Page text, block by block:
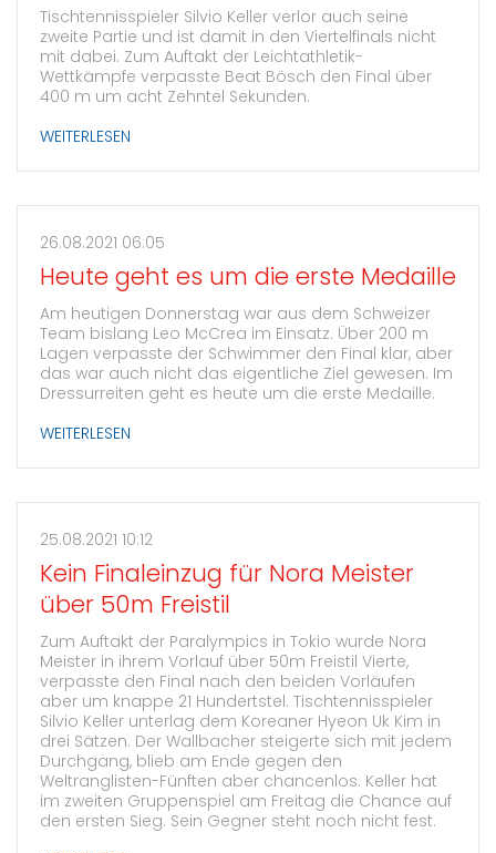
Tischtennisspieler Silvio Keller verlor auch seine
zweite Partie und ist damit in den Viertelfinals nicht
mit dabei. Zum Auftakt der Leichtathletik-
Wettkämpfe verpasste Beat Bösch den Final über
400 m um acht Zehntel Sekunden.
WEITERLESEN
26.08.2021 06:05
Heute geht es um die erste Medaille
Am heutigen Donnerstag war aus dem Schweizer
Team bislang Leo McCrea im Einsatz. Über 200 m
Lagen verpasste der Schwimmer den Final klar, aber
das war auch nicht das eigentliche Ziel gewesen. Im
Dressurreiten geht es heute um die erste Medaille.
WEITERLESEN
25.08.2021 10:12
Kein Finaleinzug für Nora Meister
über 50m Freistil
Zum Auftakt der Paralympics in Tokio wurde Nora
Meister in ihrem Vorlauf über 50m Freistil Vierte,
verpasste den Final nach den beiden Vorläufen
aber um knappe 21 Hundertstel. Tischtennisspieler
Silvio Keller unterlag dem Koreaner Hyeon Uk Kim in
drei Sätzen. Der Wallbacher steigerte sich mit jedem
Durchgang, blieb am Ende gegen den
Weltranglisten-Fünften aber chancenlos. Keller hat
im zweiten Gruppenspiel am Freitag die Chance auf
den ersten Sieg. Sein Gegner steht noch nicht fest.